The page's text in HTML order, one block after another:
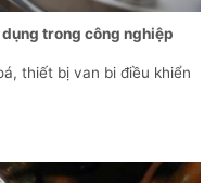
trong công nghiệp
thiết bị van bi điều khiển